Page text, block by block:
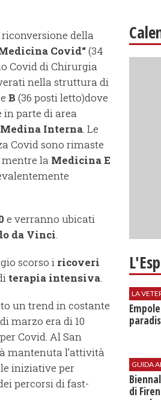
della
Covid“(34
Covid di Chirurgia
nella struttura di
e B (36 posti letto)dove
parte di area
Interna. Le
Covid sono rimaste
la Medicina E
e verranno ubicati
da Vinci.
scorso i ricoveri
terapia intensiva.
un trend in costante
marzo era di 10
Covid. Al San
mantenuta l’attività
iniziative per
percorsi di fast-
LA
GUIDA
di